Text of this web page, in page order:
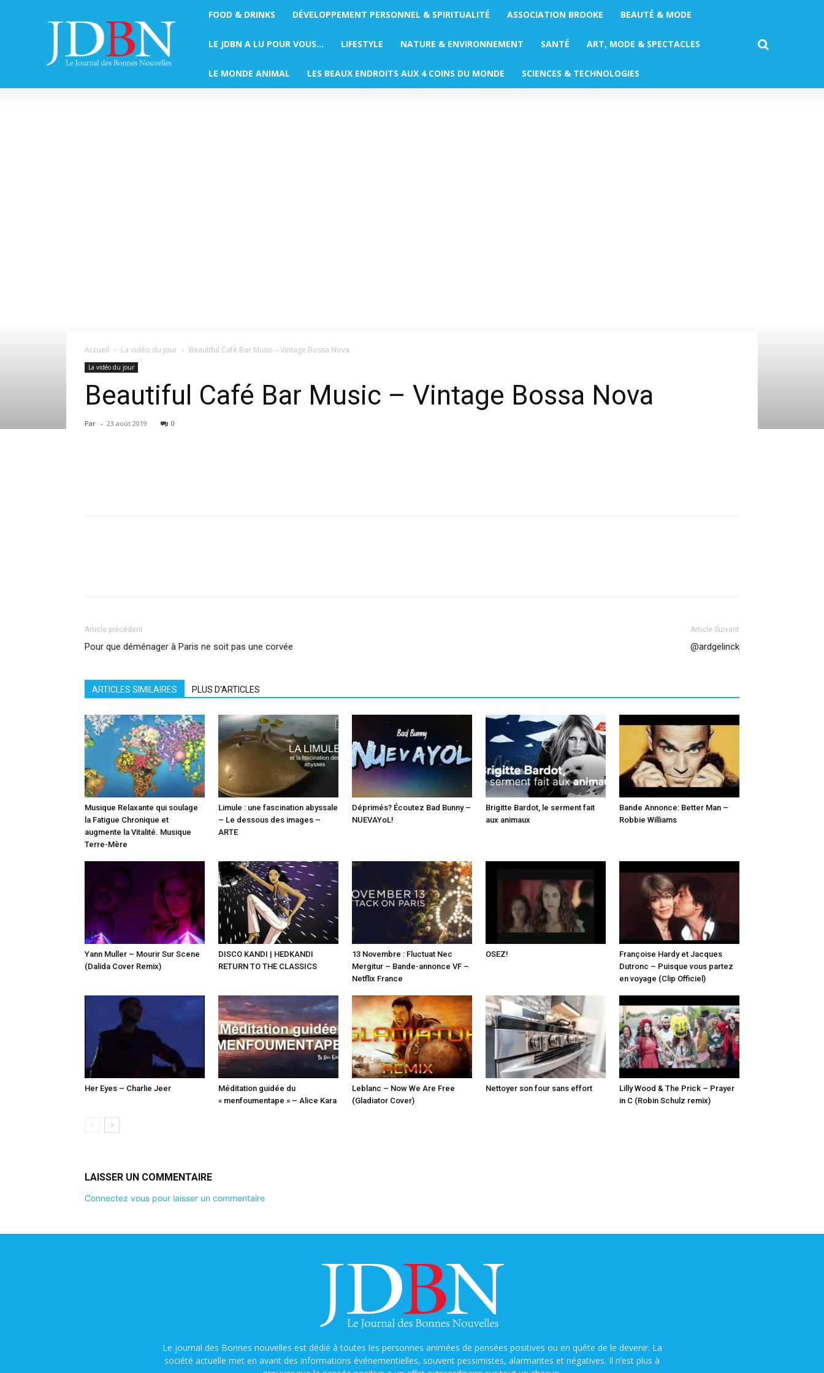
FOOD & DRINKS DÉVELOPPEMENT PERSONNEL & SPIRITUALITÉ ASSOCIATION BROOKE BEAUTÉ & MODE
LE JDBN A LU POUR VOUS… LIFESTYLE NATURE & ENVIRONNEMENT SANTÉ ART, MODE & SPECTACLES
LE MONDE ANIMAL LES BEAUX ENDROITS AUX 4 COINS DU MONDE SCIENCES & TECHNOLOGIES
Accueil La vidéo du jour Beautiful Café Bar Music – Vintage Bossa Nova
La vidéo du jour
Beautiful Café Bar Music – Vintage Bossa Nova
Par - 23 août 2019 0
Article précédent
Pour que déménager à Paris ne soit pas une corvée
Article Suivant
@ardgelinck
ARTICLES SIMILAIRES PLUS D'ARTICLES
Musique Relaxante qui soulage
la Fatigue Chronique et
augmente la Vitalité. Musique
Terre-Mère
Limule : une fascination abyssale
– Le dessous des images –
ARTE
Déprimés? Écoutez Bad Bunny –
NUEVAYoL!
Brigitte Bardot, le serment fait
aux animaux
Bande Annonce: Better Man –
Robbie Williams
Yann Muller – Mourir Sur Scene
(Dalida Cover Remix)
DISCO KANDI | HEDKANDI
RETURN TO THE CLASSICS
13 Novembre : Fluctuat Nec
Mergitur – Bande-annonce VF –
Netflix France
OSEZ!
Françoise Hardy et Jacques
Dutronc – Puisque vous partez
en voyage (Clip Officiel)
Her Eyes – Charlie Jeer
Méditation guidée du
« menfoumentape » – Alice Kara
Leblanc – Now We Are Free
(Gladiator Cover)
Nettoyer son four sans effort
Lilly Wood & The Prick – Prayer
in C (Robin Schulz remix)
LAISSER UN COMMENTAIRE
Connectez vous pour laisser un commentaire
Le journal des Bonnes nouvelles est dédié à toutes les personnes animées de pensées positives ou en quête de le devenir. La
société actuelle met en avant des informations événementielles, souvent pessimistes, alarmantes et négatives. Il n’est plus à